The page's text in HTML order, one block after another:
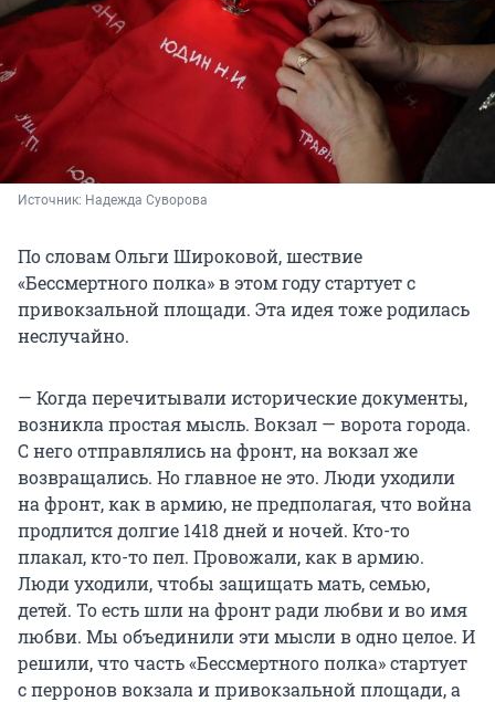
Источник: Надежда Суворова
По словам Ольги Широковой, шествие
«Бессмертного полка» в этом году стартует с
привокзальной площади. Эта идея тоже родилась
неслучайно.
— Когда перечитывали исторические документы,
возникла простая мысль. Вокзал — ворота города.
С него отправлялись на фронт, на вокзал же
возвращались. Но главное не это. Люди уходили
на фронт, как в армию, не предполагая, что война
продлится долгие 1418 дней и ночей. Кто-то
плакал, кто-то пел. Провожали, как в армию.
Люди уходили, чтобы защищать мать, семью,
детей. То есть шли на фронт ради любви и во имя
любви. Мы объединили эти мысли в одно целое. И
решили, что часть «Бессмертного полка» стартует
с перронов вокзала и привокзальной площади, а